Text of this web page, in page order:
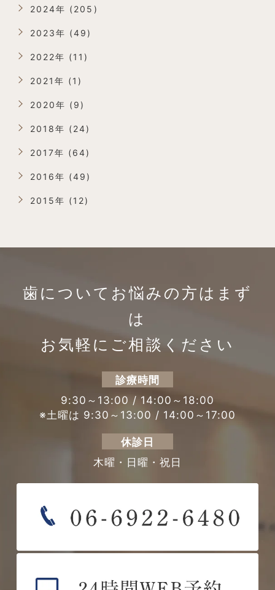
2024年 (205)
2023年 (49)
2022年 (11)
2021年 (1)
2020年 (9)
2018年 (24)
2017年 (64)
2016年 (49)
2015年 (12)
歯についてお悩みの方は まず
は
お気軽にご相談ください
診療時間
9:30～13:00 / 14:00～18:00
※土曜は 9:30～13:00 / 14:00～17:00
休診日
木曜・日曜・祝日